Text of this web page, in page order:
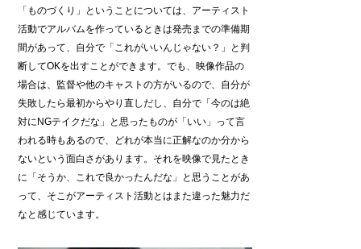
「ものづくり」ということについては、アーティスト
活動でアルバムを作っているときは発売までの準備期
間があって、自分で「これがいいんじゃない？」と判
断してOKを出すことができます。でも、映像作品の
場合は、監督や他のキャストの方がいるので、自分が
失敗したら最初からやり直しだし、自分で「今のは絶
対にNGテイクだな」と思ったものが「いい」って言
われる時もあるので、どれが本当に正解なのか分から
ないという面白さがあります。それを映像で見たとき
に「そうか、これで良かったんだな」と思うことがあ
って、そこがアーティスト活動とはまた違った魅力だ
なと感じています。